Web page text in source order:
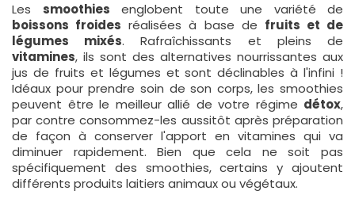
Les smoothies englobent toute une variété de
boissons froides réalisées à base de fruits et de
légumes mixés. Rafraîchissants et pleins de
vitamines, ils sont des alternatives nourrissantes aux
jus de fruits et légumes et sont déclinables à l'infini !
Idéaux pour prendre soin de son corps, les smoothies
peuvent être le meilleur allié de votre régime détox,
par contre consommez-les aussitôt après préparation
de façon à conserver l'apport en vitamines qui va
diminuer rapidement. Bien que cela ne soit pas
spécifiquement des smoothies, certains y ajoutent
différents produits laitiers animaux ou végétaux.